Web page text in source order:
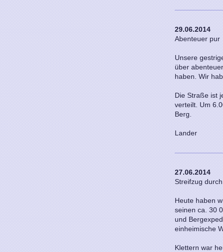
29.06.2014
Abenteuer pur
Unsere
über
haben. Wir
Die Straße ist
verteilt. Um
Berg.
Lander
27.06.2014
Streifzug
Heute haben
seinen ca. 30
und
einheimische
Klettern war